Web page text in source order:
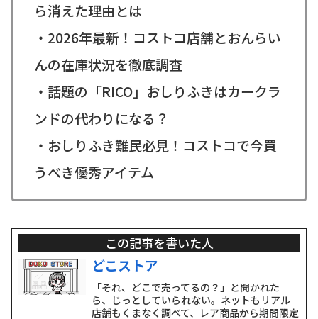
ら消えた理由とは
・2026年最新！コストコ店舗とおんらい
んの在庫状況を徹底調査
・話題の「RICO」おしりふきはカークラ
ンドの代わりになる？
・おしりふき難民必見！コストコで今買
うべき優秀アイテム
この記事を書いた人
どこストア
「それ、どこで売ってるの？」と聞かれた
ら、じっとしていられない。ネットもリアル
店舗もくまなく調べて、レア商品から期間限定